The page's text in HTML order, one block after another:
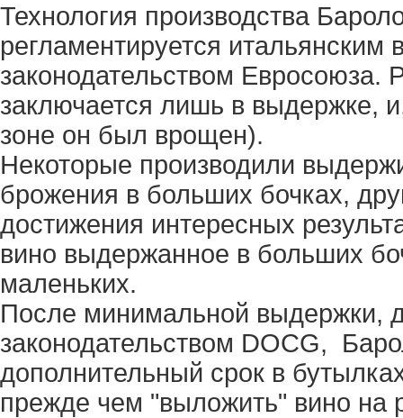
Технология производства
регламентируется итальянским
законодательством Евросоюза.
заключается лишь в выдержке,
зоне он был врощен).
Некоторые производили
брожения в больших бочках,
достижения интересных
вино выдержанное в больших
маленьких.
После минимальной выдержки,
законодательством DOCG,
дополнительный срок в
прежде чем "выложить" вино на